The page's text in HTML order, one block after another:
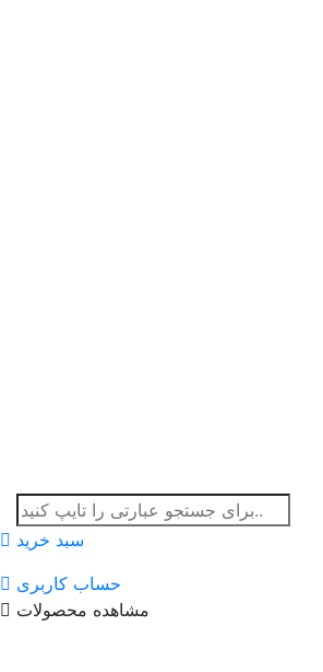
سبد خرید
حساب کاربری
مشاهده محصولات